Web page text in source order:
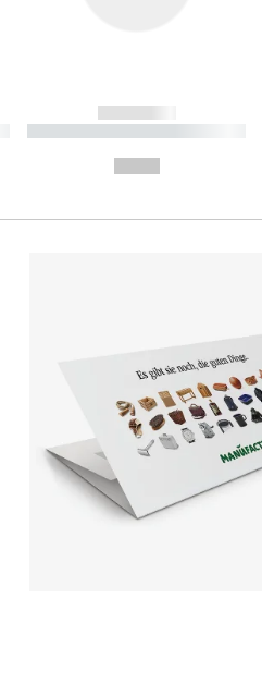
------------
----------- ----------- ----------